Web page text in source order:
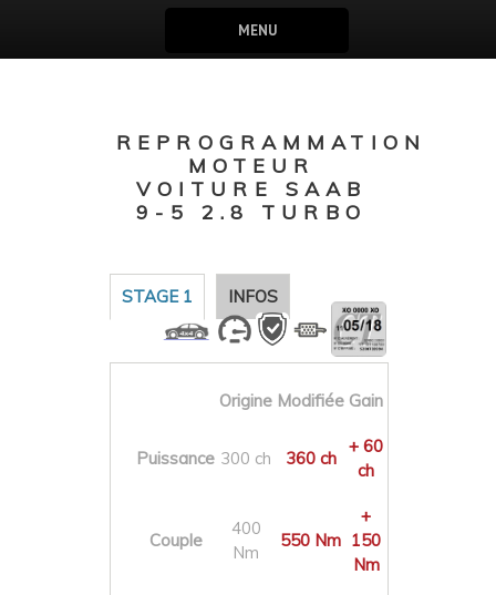
MENU
REPROGRAMMATION
MOTEUR
VOITURE SAAB
9-5 2.8 TURBO
STAGE 1 INFOS
Origine Modifiée Gain
Puissance 300 ch 360 ch
+ 60
ch
Couple
400
Nm
550 Nm
+
150
Nm